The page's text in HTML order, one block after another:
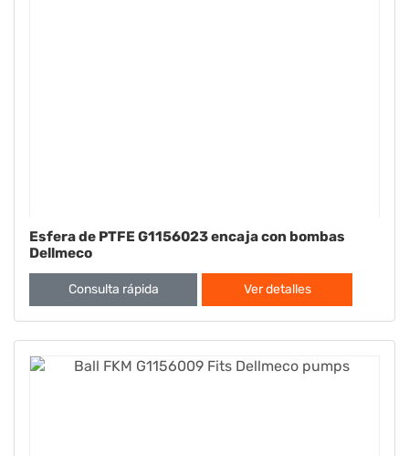
Esfera de PTFE G1156023 encaja con bombas
Dellmeco
Consulta rápida Ver detalles